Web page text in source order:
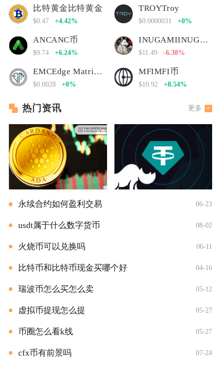
比特黄金比特黄金
$0.47 +4.42%
TROYTroy
$0.0000031 +0%
ANCANC币
$9.74 +6.24%
INUGAMIINUGAMI币
$11.49 -6.38%
EMCEdge Matrix Chain
$0.0028 +0%
MFIMFI币
$10.92 +8.54%
热门资讯 更多
永续合约如何盈利交易 06-23
usdt属于什么数字货币 08-02
火烧币可以兑换吗 06-11
比特币和比特币现金买哪个好 04-16
瑞波币怎么买怎么卖 05-12
虚拟币提现怎么提 05-27
币圈怎么看k线 05-27
cfx币有前景吗 07-24